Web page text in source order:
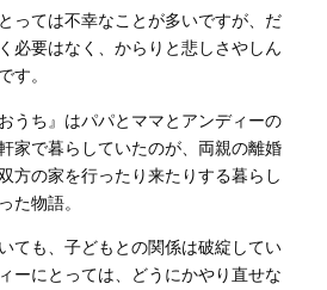
っては不幸なことが多いですが、だ
必要はなく、からりと悲しさやしん
す。
うち』はパパとママとアンディーの
家で暮らしていたのが、両親の離婚
方の家を行ったり来たりする暮らし
た物語。
ても、子どもとの関係は破綻してい
ーにとっては、どうにかやり直せな